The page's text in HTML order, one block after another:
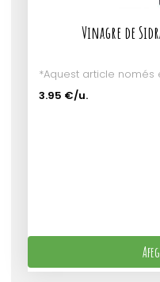
Vinagre de
*Aquest article només
3.95 €/u.